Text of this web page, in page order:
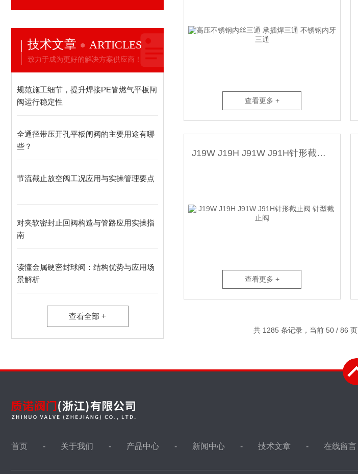
液化气阀门
防盗阀，加密阀
不锈钢阀门
疏水阀
排气阀,排泥阀
仪表针型阀
波纹管阀门
技术文章 ARTICLES
致力于成为更好的解决方案供应商！
规范施工细节，提升焊接PE管燃气平板闸
阀运行稳定性
全通径带压开孔平板闸阀的主要用途有哪
些？
节流截止放空阀工况应用与实操管理要点
对夹软密封止回阀构造与管路应用实操指
南
读懂金属硬密封球阀：结构优势与应用场
景解析
查看全部 +
查看更多 +
J19W J19H J91W J91H针形截止阀 针型截止阀
查看更多 +
共 1285 条记录，当前 50 / 86 页
首页 关于我们 产品中心 新闻中心 技术文章 在线留言